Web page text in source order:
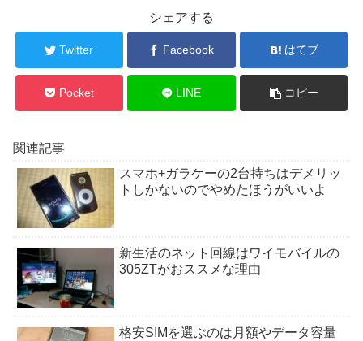
シェアする
Twitter Facebook はてブ
Pocket LINE コピー
関連記事
スマホ+ガラケーの2台持ちはデメリッ
トしかないのでやめたほうがいいよ
新生活のネット回線はワイモバイルの
305ZTがおススメな理由
格安SIMを選ぶのは月額やデータ容量